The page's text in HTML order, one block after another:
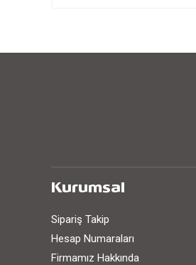
Kurumsal
Sipariş Takip
Hesap Numaraları
Firmamız Hakkında